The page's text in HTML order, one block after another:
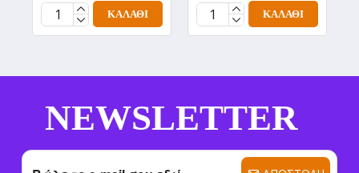
ΚΑΛΆΘΙ ΚΑΛΆΘΙ
NEWSLETTER